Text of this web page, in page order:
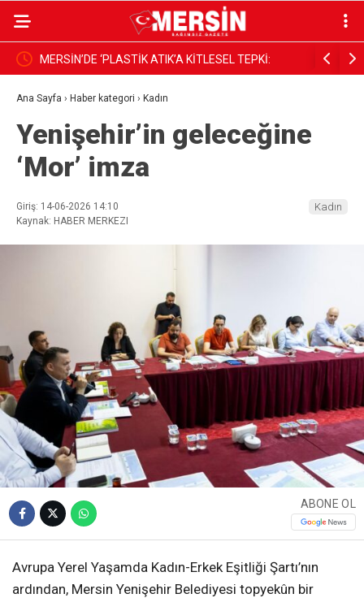
MERSİN’DE ‘PLASTİK ATIK’A KİTLESEL TEPKİ:
SAHİLE YÜRÜYÜŞ ÇAĞRISI
Mekke
Ana Sayfa › Haber kategori › Kadın
Yenişehir’in geleceğine
‘Mor’ imza
Giriş: 14-06-2026 14:10
Kaynak: HABER MERKEZI
Kadın
ABONE OL
Avrupa Yerel Yaşamda Kadın-Erkek Eşitliği Şartı’nın
ardından, Mersin Yenişehir Belediyesi topyekûn bir